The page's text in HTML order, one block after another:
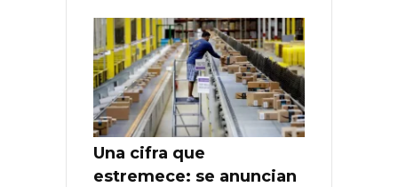
Una cifra que
estremece: se anuncian